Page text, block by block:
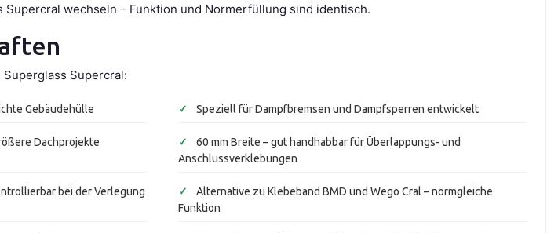
Supercral wechseln – Funktion und Normerfüllung sind identisch.
Supercral:
Gebäudehülle ✓ Speziell für Dampfbremsen und Dampfsperren entwickelt
Dachprojekte ✓
60 mm Breite – gut handhabbar für Überlappungs- und
Anschlussverklebungen
bei der Verlegung ✓
Alternative zu Klebeband BMD und Wego Cral – normgleiche
Funktion